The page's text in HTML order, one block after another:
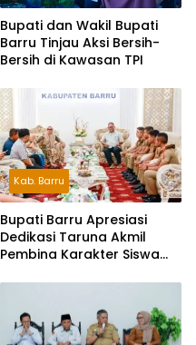
Bupati dan Wakil Bupati
Barru Tinjau Aksi Bersih-
Bersih di Kawasan TPI
Kab. Barru
Bupati Barru Apresiasi
Dedikasi Taruna Akmil
Pembina Karakter Siswa